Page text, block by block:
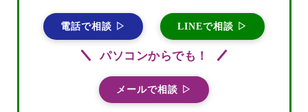
電話で相談 ▷ LINEで相談 ▷
パソコンからでも！
メールで相談 ▷